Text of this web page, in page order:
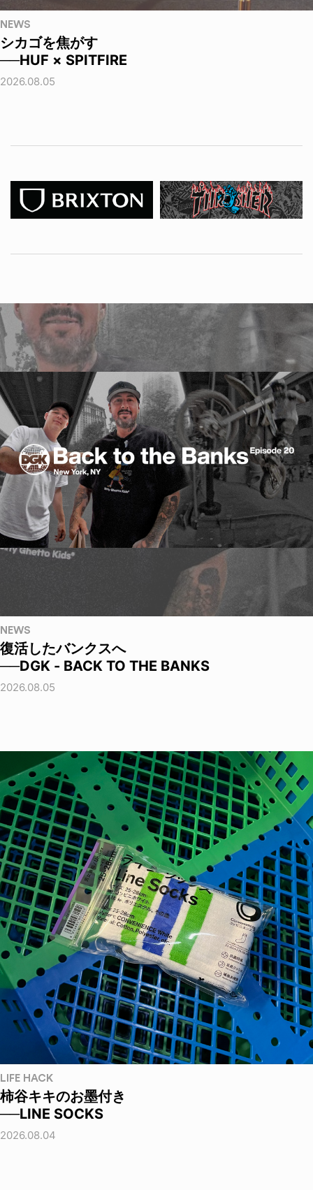
NEWS
シカゴを焦がす
──HUF × SPITFIRE
2026.08.05
NEWS
復活したバンクスへ
──DGK - BACK TO THE BANKS
2026.08.05
LIFE HACK
柿谷キキのお墨付き
──LINE SOCKS
2026.08.04